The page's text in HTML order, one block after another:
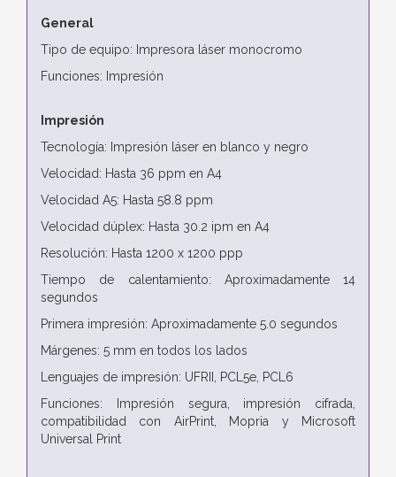
General
Tipo de equipo: Impresora láser monocromo
Funciones: Impresión
Impresión
Tecnología: Impresión láser en blanco y negro
Velocidad: Hasta 36 ppm en A4
Velocidad A5: Hasta 58.8 ppm
Velocidad dúplex: Hasta 30.2 ipm en A4
Resolución: Hasta 1200 x 1200 ppp
Tiempo de calentamiento: Aproximadamente 14
segundos
Primera impresión: Aproximadamente 5.0 segundos
Márgenes: 5 mm en todos los lados
Lenguajes de impresión: UFRII, PCL5e, PCL6
Funciones: Impresión segura, impresión cifrada,
compatibilidad con AirPrint, Mopria y Microsoft
Universal Print